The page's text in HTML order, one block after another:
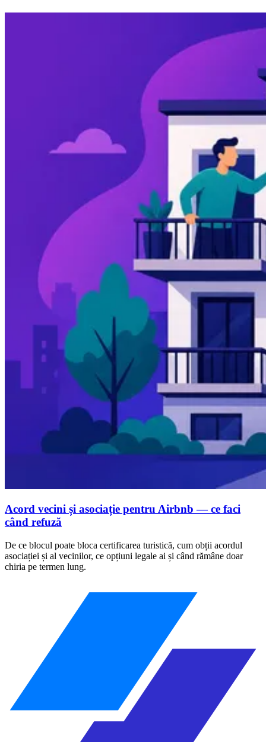
Acord vecini și asociație pentru Airbnb — ce faci
când refuză
De ce blocul poate bloca certificarea turistică, cum obții acordul
asociației și al vecinilor, ce opțiuni legale ai și când rămâne doar
chiria pe termen lung.